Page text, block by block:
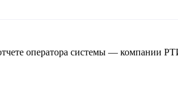
оператора системы — компании